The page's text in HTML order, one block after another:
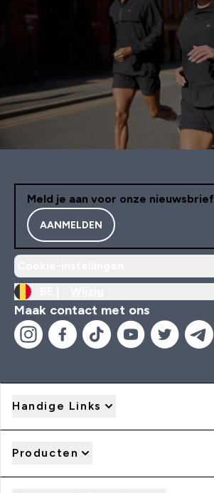
Meld je aan voor onze nieuwsbrief
AANMELDEN
Maak contact met ons
Handige Links
Producten